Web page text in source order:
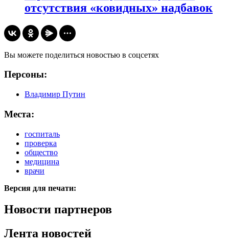
отсутствия «ковидных» надбавок
Вы можете поделиться новостью в соцсетях
Персоны:
Владимир Путин
Места:
госпиталь
проверка
общество
медицина
врачи
Версия для печати:
Новости партнеров
Лента новостей